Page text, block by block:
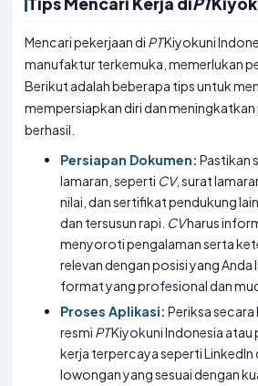
Mencari pekerjaan di PTKiyokuni
manufaktur terkemuka, memerlukan
Berikut adalah beberapa tips untuk
mempersiapkan diri dan meningkatkan
berhasil.
Persiapan Dokumen: Pastikan
lamaran, seperti CV, surat
nilai, dan sertifikat pendukung
dan tersusun rapi. CVharus
menyoroti pengalaman serta
relevan dengan posisi yang Anda
format yang profesional dan
Proses Aplikasi: Periksa
resmi PTKiyokuni Indonesia
kerja terpercaya seperti
lowongan yang sesuai dengan